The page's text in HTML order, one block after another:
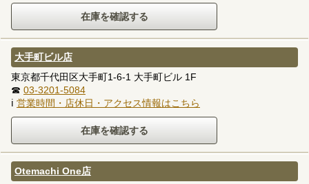
大手町ビル店
東京都千代田区大手町1-6-1 大手町ビル 1F
☎ 03-3201-5084
ℹ 営業時間・店休日・アクセス情報はこちら
Otemachi One店